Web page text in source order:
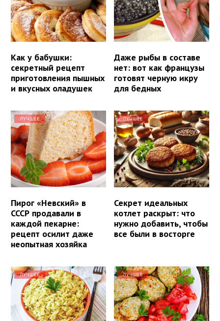
Как у бабушки:
секретный рецепт
приготовления пышных
и вкусных оладушек
Даже рыбы в составе
нет: вот как французы
готовят черную икру
для бедных
ЛУЧШЕЕ
Пирог «Невский» в
СССР продавали в
каждой пекарне:
рецепт осилит даже
неопытная хозяйка
ЛУЧШЕЕ
Секрет идеальных
котлет раскрыт: что
нужно добавить, чтобы
все были в восторге
ЛУЧШЕЕ ЛУЧШЕЕ